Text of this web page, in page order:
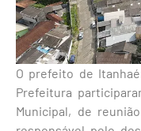
O prefeito de
Prefeitura
Municipal, de